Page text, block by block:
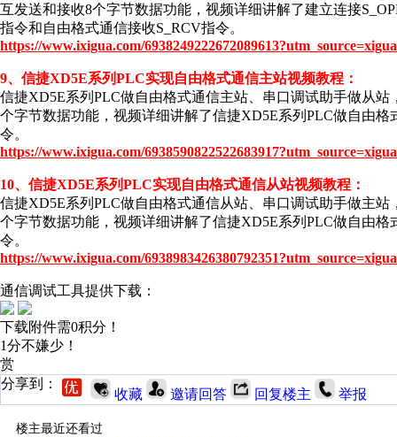
互发送和接收8个字节数据功能，视频详细讲解了建立连接
指令和自由格式通信接收S_RCV指令。
https://www.ixigua.com/
9、信捷XD5E系列PLC实现自由格式通信主站视频教程：
信捷XD5E系列PLC做自由格式通信主站、串口调试助手做从
个字节数据功能，视频详细讲解了信捷XD5E系列PLC做自由
令。
https://www.ixigua.com/
10、信捷XD5E系列PLC实现自由格式通信从站视频教程：
信捷XD5E系列PLC做自由格式通信从站、串口调试助手做主
个字节数据功能，视频详细讲解了信捷XD5E系列PLC做自由
令。
https://www.ixigua.com/
通信调试工具提供下载：
下载附件需0积分！
1分不嫌少！
赏
分享到：
收藏 邀请回答 回复楼主 举报
楼主最近还看过